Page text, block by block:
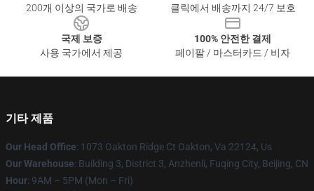
200개 이상의 국가로 배송
클릭에서 배송까지 24/7 보호
국제 보증
사용 국가에서 제공
100% 안전한 결제
페이팔 / 마스터카드 / 비자
기타 제품
Our Head Office: 1073 Oakton Ridge Ct Oakton, Va 22124, Us
Our Warehouse: Building 3, District 3, Anzhenli, Fuqing City, Beijing, CN
Hour: 9AM – 5PM (Mon – Fri)